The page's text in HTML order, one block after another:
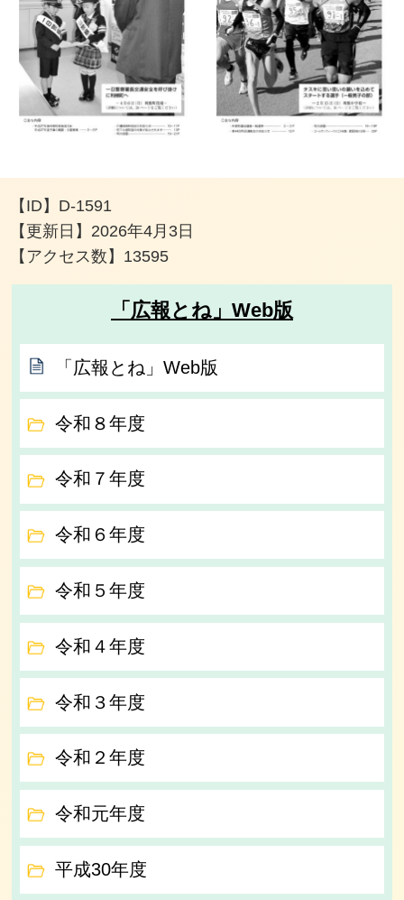
【ID】 D-1591
【更新日】 2026年4月3日
【アクセス数】 13595
「広報とね」Web版
「広報とね」Web版
令和８年度
令和７年度
令和６年度
令和５年度
令和４年度
令和３年度
令和２年度
令和元年度
平成30年度